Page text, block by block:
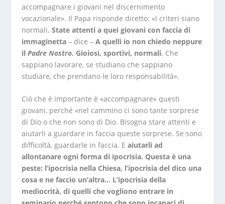
accompagnare i giovani nel discernimento
vocazionale». Il Papa risponde diretto: «I criteri siano
normali. State attenti a quei giovani con faccia di
immaginetta – dice – A quelli io non chiedo neppure
il Padre Nostro. Gioiosi, sportivi, normali. Che
sappiano lavorare, se studiano che sappiano
studiare, che prendano le loro responsabilità».
Ciò che è importante è «accompagnare» questi
giovani, perché «nel cammino ci sono tante sorprese
di Dio o che non sono di Dio. Bisogna stare attenti e
aiutarli a guardare in faccia queste sorprese. Se sono
difficoltà, guardarle in faccia. E aiutarli ad
allontanare ogni forma di ipocrisia. Questa è una
peste: l’ipocrisia nella Chiesa, l’ipocrisia del dico una
cosa e ne faccio un’altra… L’ipocrisia della
mediocrità, di quelli che vogliono entrare in